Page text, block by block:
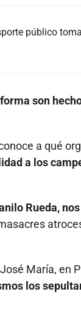
público
son
a qué
a los
Rueda,
María, en
los